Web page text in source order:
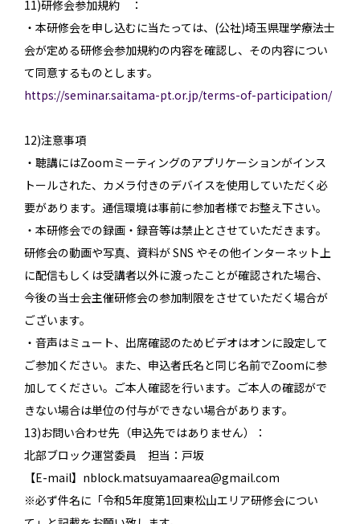
11)研修会参加規約 ：
・本研修会を申し込むに当たっては、(公社)埼玉県理学療法士
会が定める研修会参加規約の内容を確認し、その内容につい
て同意するものとします。
https://seminar.saitama-pt.or.jp/terms-of-participation/
12)注意事項
・聴講にはZoomミーティングのアプリケーションがインス
トールされた、カメラ付きのデバイスを使用していただく必
要があります。通信環境は事前に参加者様でお整え下さい。
・本研修会での録画・録音等は禁止とさせていただきます。
研修会の動画や写真、資料が SNS やその他インターネット上
に配信もしくは受講者以外に渡ったことが確認された場合、
今後の当士会主催研修会の参加制限をさせていただく場合が
ございます。
・音声はミュート、出席確認のためビデオはオンに設定して
ご参加ください。また、申込者氏名と同じ名前でZoomに参
加してください。ご本人確認を行います。ご本人の確認がで
きない場合は単位の付与ができない場合があります。
13)お問い合わせ先（申込先ではありません）：
北部ブロック運営委員 担当：戸坂
【E-mail】nblock.matsuyamaarea@gmail.com
※必ず件名に「令和5年度第1回東松山エリア研修会につい